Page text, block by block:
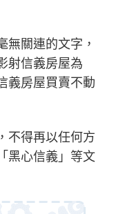
關連的文字，
射信義房屋為
義房屋買賣不動
不得再以任何方
黑心信義」等文